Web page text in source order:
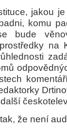
jakou
komu
bude
na
že není